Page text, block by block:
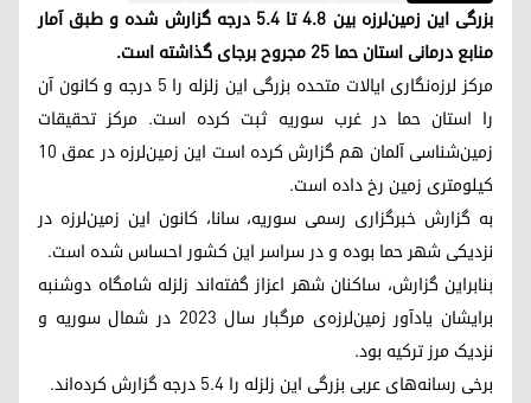
بزرگی این زمین‌لرزه بین ۴.۸ تا ۵.۴ درجه گزارش شده و طبق آمار
منابع درمانی استان حما ۲۵ مجروح برجای گذاشته است.
مرکز لرزه‌نگاری ایالات متحده بزرگی این زلزله را ۵ درجه و کانون آن
را استان حما در غرب سوریه ثبت کرده است. مرکز تحقیقات
زمین‌شناسی آلمان هم گزارش کرده است این زمین‌لرزه در عمق ۱۰
کیلومتری زمین رخ داده است.
به گزارش خبرگزاری رسمی سوریه، سانا، کانون این زمین‌لرزه در
نزدیکی شهر حما بوده و در سراسر این کشور احساس شده است.
بنابر‌این گزارش، ساکنان شهر اعزاز گفته‌اند زلزله شامگاه دوشنبه
برایشان یادآور زمین‌لرزه‌ی مرگبار سال ۲۰۲۳ در شمال سوریه و
نزدیک مرز ترکیه بود.
برخی رسانه‌های عربی بزرگی این زلزله را ۵.۴ درجه گزارش کرده‌اند.